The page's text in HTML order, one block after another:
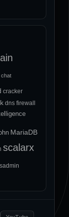
chat
cracker
dns firewall
MariaDB
scalarx